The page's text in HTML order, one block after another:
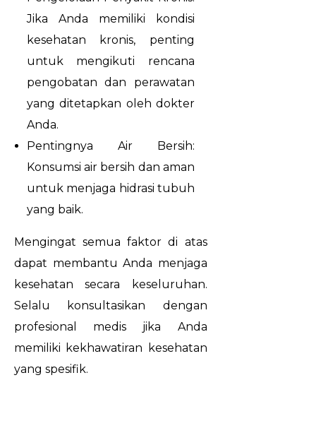
Jika Anda memiliki kondisi
kesehatan kronis, penting
untuk mengikuti rencana
pengobatan dan perawatan
yang ditetapkan oleh dokter
Anda.
Pentingnya Air Bersih:
Konsumsi air bersih dan aman
untuk menjaga hidrasi tubuh
yang baik.
Mengingat semua faktor di atas
dapat membantu Anda menjaga
kesehatan secara keseluruhan.
Selalu konsultasikan dengan
profesional medis jika Anda
memiliki kekhawatiran kesehatan
yang spesifik.